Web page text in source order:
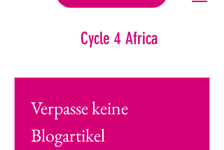
Cycle 4 Africa
Verpasse keine
Blogartikel